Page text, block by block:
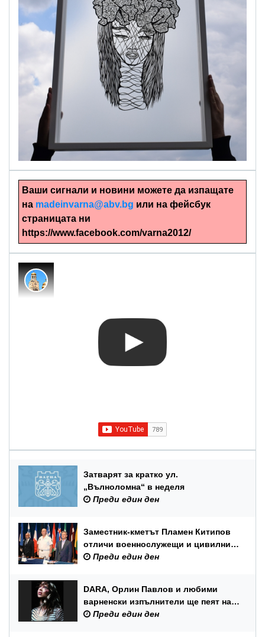
Ръчно изрязани картини
Ваши сигнали и новини можете да изпащате
на madeinvarna@abv.bg или на фейсбук
страницата ни
https://www.facebook.com/varna2012/
Затварят за кратко ул.
„Вълноломна“ в неделя
Преди един ден
Заместник-кметът Пламен Китипов
отличи военнослужещи и цивилни
служители по повод Празника на
Преди един ден
DARA, Орлин Павлов и любими
варненски изпълнители ще пеят на
празника на Варна
Преди един ден